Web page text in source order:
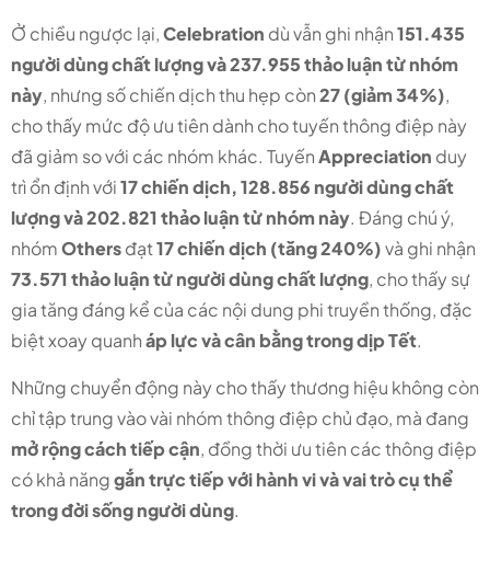
Ở chiều ngược lại,Celebration dù vẫn ghi nhận151.435
người dùng chất lượng và 237.955 thảo luận từ nhóm
này, nhưng số chiến dịch thu hẹp còn27 (giảm 34%),
cho thấy mức độ ưu tiên dành cho tuyến thông điệp này
đã giảm so với các nhóm khác. TuyếnAppreciation duy
trì ổn định với17 chiến dịch, 128.856 người dùng chất
lượng và 202.821 thảo luận từ nhóm này. Đáng chú ý,
nhómOthersđạt17 chiến dịch (tăng 240%)và ghi nhận
73.571 thảo luận từ người dùng chất lượng, cho thấy sự
gia tăng đáng kể của các nội dung phi truyền thống, đặc
biệt xoay quanháp lực và cân bằng trong dịp Tết.
Những chuyển động này cho thấy thương hiệu không còn
chỉ tập trung vào vài nhóm thông điệp chủ đạo, mà đang
mở rộng cách tiếp cận, đồng thời ưu tiên các thông điệp
có khả nănggắn trực tiếp với hành vi và vai trò cụ thể
trong đời sống người dùng.